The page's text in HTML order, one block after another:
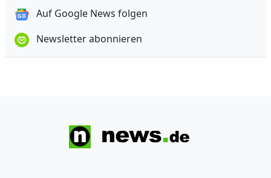
Auf Google News folgen
Newsletter abonnieren